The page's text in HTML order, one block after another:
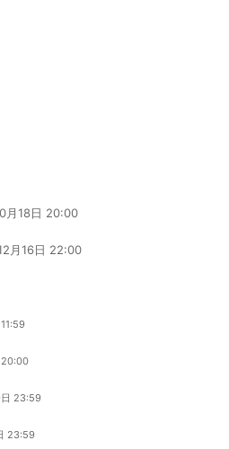
月18日 20:00
月16日 22:00
20:00
23:59
23:59